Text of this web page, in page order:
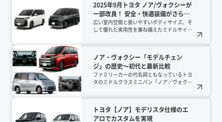
わからないリアルな収納術を公開中です。
2025年9月トヨタ ノア/ヴォクシーが
一部改良！ 安全・快適装備がさらに
充実
広い室内空間と扱いやすいボディサイズ、そ
して優れた実用性を兼ね備えたミドルサイズ
て、2025年9月に一部改良が実施されまし
た。外観に大がかりな変化はありませんが、
グレード体系の整理に加えてボディカラー、
オプション関係や安全機能など細かな点に変
ノア・ヴォクシー「モデルチェン
ジ」の歴史～初代と最新比較
ファミリーカーの代名詞ともなっているトヨ
タのミドルクラスミニバン「ノア／ヴォクシ
ょうか？最新モデルとの違いは？モータージ
ャーナリストの工藤貴宏さんに解説していた
トヨタ【ノア】モデリスタ仕様のエ
アロでカスタムを実現